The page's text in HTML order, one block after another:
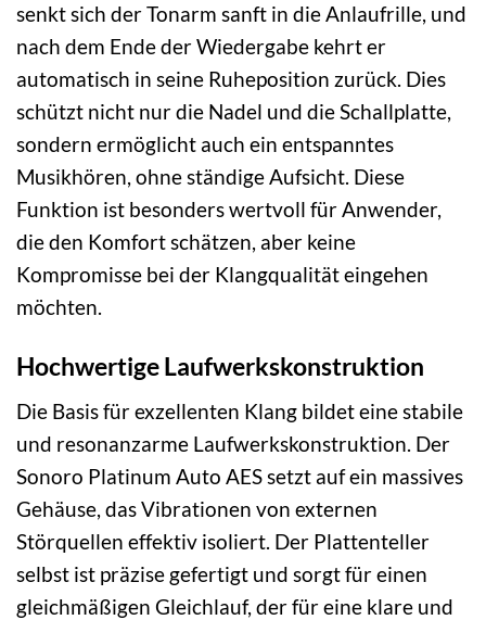
senkt sich der Tonarm sanft in die Anlaufrille, und
nach dem Ende der Wiedergabe kehrt er
automatisch in seine Ruheposition zurück. Dies
schützt nicht nur die Nadel und die Schallplatte,
sondern ermöglicht auch ein entspanntes
Musikhören, ohne ständige Aufsicht. Diese
Funktion ist besonders wertvoll für Anwender,
die den Komfort schätzen, aber keine
Kompromisse bei der Klangqualität eingehen
möchten.
Hochwertige Laufwerkskonstruktion
Die Basis für exzellenten Klang bildet eine stabile
und resonanzarme Laufwerkskonstruktion. Der
Sonoro Platinum Auto AES setzt auf ein massives
Gehäuse, das Vibrationen von externen
Störquellen effektiv isoliert. Der Plattenteller
selbst ist präzise gefertigt und sorgt für einen
gleichmäßigen Gleichlauf, der für eine klare und